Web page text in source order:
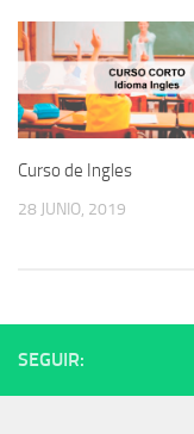
Curso de Ingles
28 JUNIO, 2019
SEGUIR: